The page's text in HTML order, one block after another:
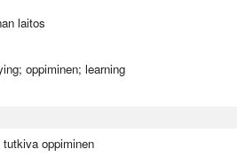
laitos
oppiminen; learning
oppiminen